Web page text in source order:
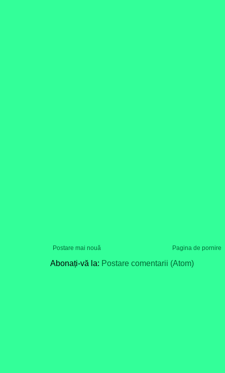
Postare mai nouă Pagina de pornire
Abonați-vă la: Postare comentarii (Atom)